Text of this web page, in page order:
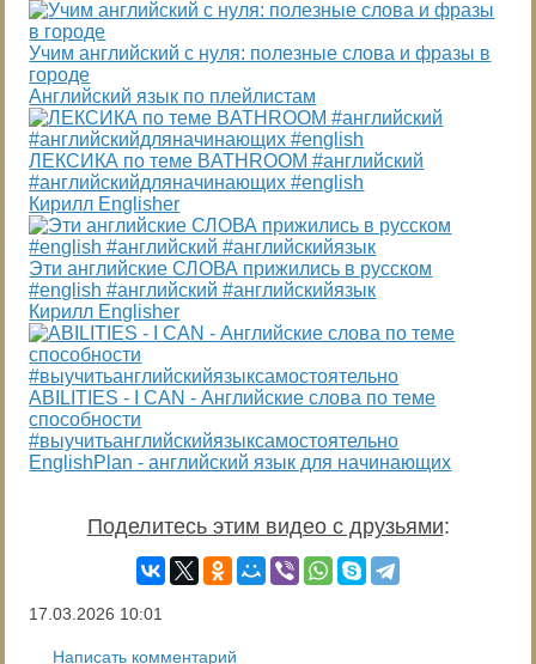
Учим английский с нуля: полезные слова и фразы в
городе
Английский язык по плейлистам
ЛЕКСИКА по теме BATHROOM #английский
#английскийдляначинающих #english
Кирилл Englisher
Эти английские СЛОВА прижились в русском
#english #английский #английскийязык
Кирилл Englisher
ABILITIES - I CAN - Английские слова по теме
способности
#выучитьанглийскийязыксамостоятельно
EnglishPlan - английский язык для начинающих
Поделитесь этим видео с друзьями:
17.03.2026 10:01
Написать комментарий